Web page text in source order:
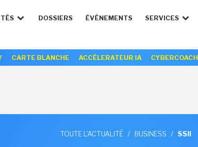
DOSSIERS ÉVÉNEMENTS SERVICES
CARTE BLANCHE ACCÉLERATEUR IA CYBERCOACH
TOUTE L'ACTUALITÉ / BUSINESS / SSII